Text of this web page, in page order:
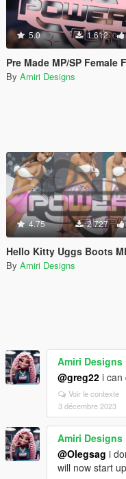
5.0 1 612
Pre Made MP/SP Female
By Amiri Designs
4.75 2 727
Hello Kitty Uggs Boots
By Amiri Designs
Amiri Designs
@greg22 i can
Voir le contexte
3 décembre 2023
Amiri Designs
@Olegsag i
will now start